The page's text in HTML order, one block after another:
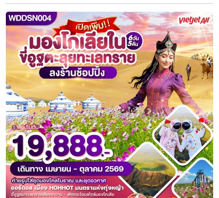
ไฮไลท์เออร์ดอส – ทุ่งหญ้าเออร์ดอส - กิจกรรมแบบชาวมองโกล - สวม
รอบกองไฟ - สวนวัฒนธรรมมองโกลหยวนหลิว - เนินทรายเสี่ยงซาวาน (
ขี่อูฐชมทะเลทราย – งานจิตกรรมทราย – เกาะเยว่ซา - โฮฮอต - ศูนย์
สุสานหวังเจาจวิน – อารามต้าเจา -สุสานเจงกิสข่าน –ถนนคนเดินเออร์ด
ส.ค. 14-19 / 23-28 / 28-2
ก.ย. 6-11 / 11-16 / 20-25 / 25-30
ดูช่วงเวลาเพิ่มเติม